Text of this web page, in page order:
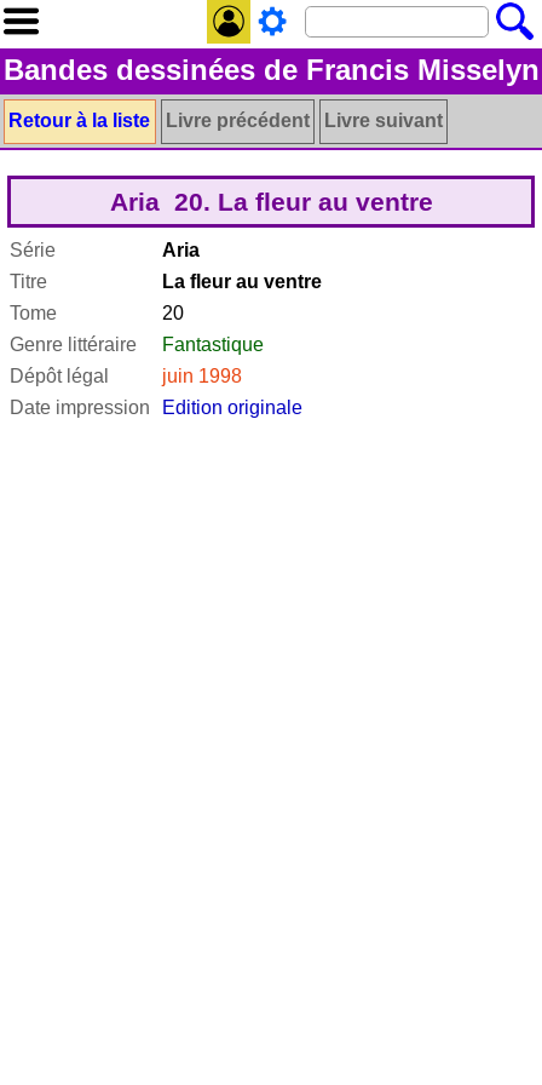
Bandes dessinées de Francis Misselyn
Retour à la liste Livre précédent Livre suivant
Aria 20. La fleur au ventre
Série
Aria
Titre
La fleur au ventre
Tome
20
Genre littéraire
Fantastique
Dépôt légal
juin 1998
Date impression
Edition originale